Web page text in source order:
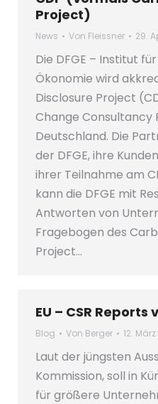
Project)
News Von Fleissner 29.
Die DFGE – Institut
Ökonomie wird
Disclosure Project
Change Consultancy
Deutschland. Die
der DFGE, ihre
ihrer Teilnahme am
kann die DFGE mit
Antworten von
Fragebogen des
Project…
EU – CSR
Blog Von Berger 12.
Laut der jüngsten
Kommission, soll in
für größere